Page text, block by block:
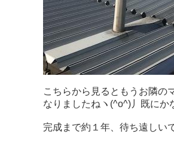
こちらから見るともうお隣の
なりましたねヽ(^o^)丿既にか
完成まで約１年、待ち遠しい